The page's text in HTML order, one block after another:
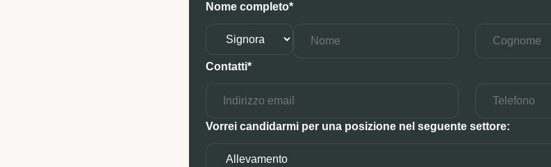
Nome completo*
Contatti*
Vorrei candidarmi per una posizione nel seguente settore: